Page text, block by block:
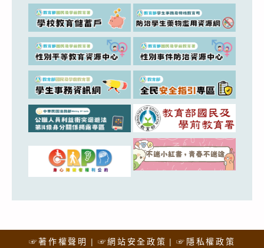
☞著作權聲明 ☞網站安全政策 ☞隱私權政策